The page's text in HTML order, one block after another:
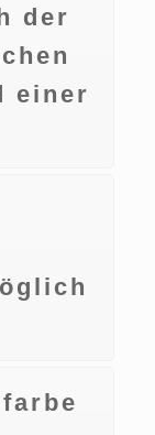
der
einer